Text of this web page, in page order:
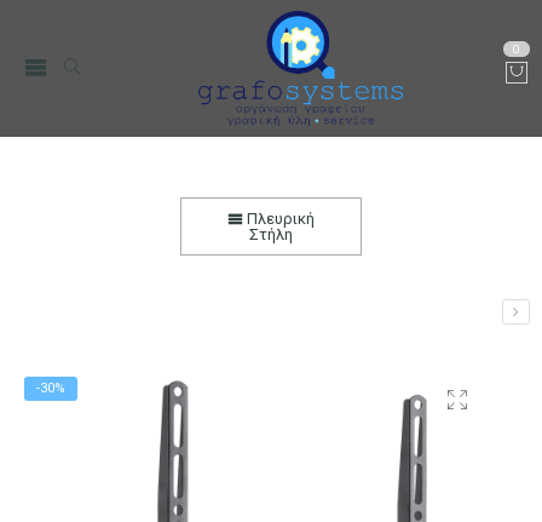
0
PC, Τηλεφωνία & περιφεριακά
Βάσεις Οθόνης - TV
Πλευρική
Στήλη
-30%